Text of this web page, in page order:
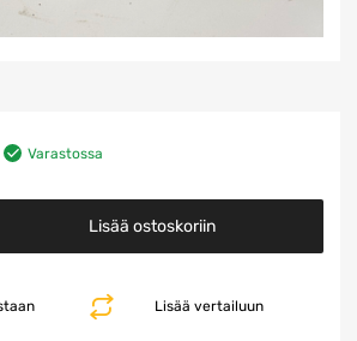
Varastossa
Lisää ostoskoriin
Lisää vertailuun